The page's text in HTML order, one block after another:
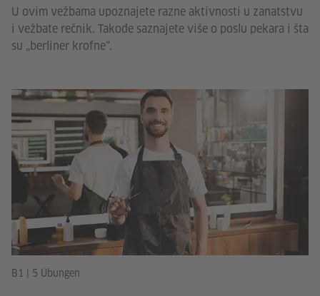
U ovim vežbama upoznajete razne aktivnosti u zanatstvu
i vežbate rečnik. Takođe saznajete više o poslu pekara i šta
su „berliner krofne“.
B1 | 5 Übungen